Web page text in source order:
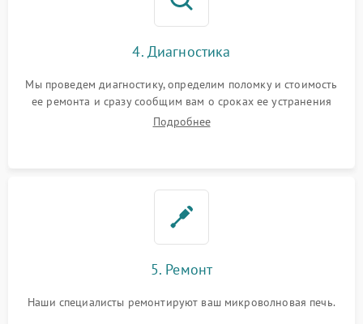
4. Диагностика
Мы проведем диагностику, определим поломку и стоимость
ее ремонта и сразу сообщим вам о сроках ее устранения
Подробнее
5. Ремонт
Наши специалисты ремонтируют ваш микроволновая печь.